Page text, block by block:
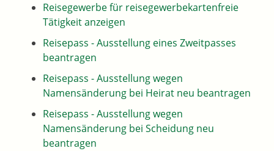
Reisegewerbe für reisegewerbekartenfreie
Tätigkeit anzeigen
Reisepass - Ausstellung eines Zweitpasses
beantragen
Reisepass - Ausstellung wegen
Namensänderung bei Heirat neu beantragen
Reisepass - Ausstellung wegen
Namensänderung bei Scheidung neu
beantragen